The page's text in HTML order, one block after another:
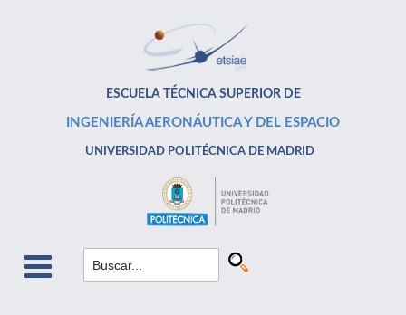
ESCUELA TÉCNICA SUPERIOR DE
INGENIERÍA AERONÁUTICA Y DEL ESPACIO
UNIVERSIDAD POLITÉCNICA DE MADRID